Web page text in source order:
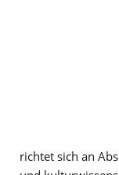
richtet sich an